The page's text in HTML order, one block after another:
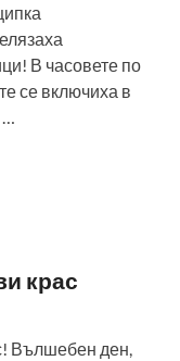
В часовете по
се включиха в
…
крас
Вълшебен ден,